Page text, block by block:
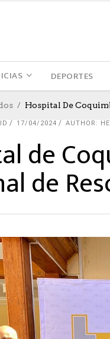
DEPORTES
Hospital De
17/04/2024 AUTHOR:
de
de